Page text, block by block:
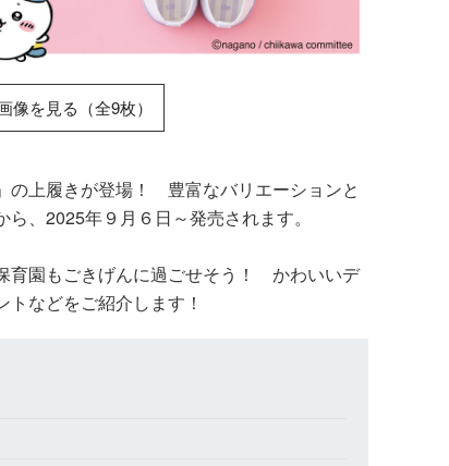
像を見る（全9枚）
の上履きが登場！ 豊富なバリエーションと
、2025年９月６日～発売されます。
育園もごきげんに過ごせそう！ かわいいデ
などをご紹介します！